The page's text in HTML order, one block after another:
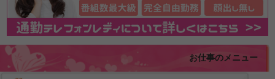
お仕事のメニュー